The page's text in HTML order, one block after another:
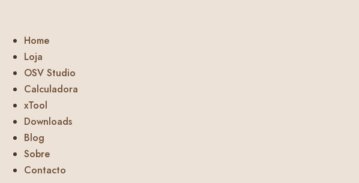
Home
Loja
OSV Studio
Calculadora
xTool
Downloads
Blog
Sobre
Contacto